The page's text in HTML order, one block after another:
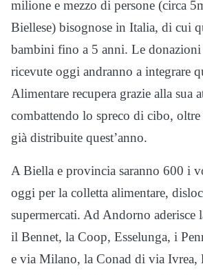
milione e mezzo di persone (circa
Biellese) bisognose in Italia, di cui
bambini fino a 5 anni. Le
ricevute oggi andranno a integrare
Alimentare recupera grazie alla sua
combattendo lo spreco di cibo,
già distribuite quest’anno.
A Biella e provincia saranno 600 i
oggi per la colletta alimentare,
supermercati. Ad Andorno aderisce
il Bennet, la Coop, Esselunga, i
e via Milano, la Conad di via Ivrea,